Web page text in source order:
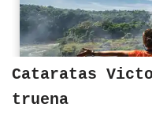
Cataratas
truena